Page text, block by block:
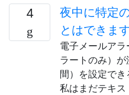
4
夜中に特定
とはできま
電子メールア
ラートのみ）
間）を設定でき
私はまだテキ